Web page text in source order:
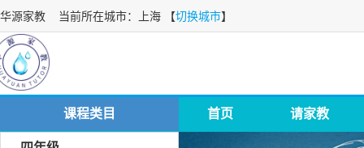
华源家教 当前所在城市：上海 【切换城市】
课程类目 首页 请家教